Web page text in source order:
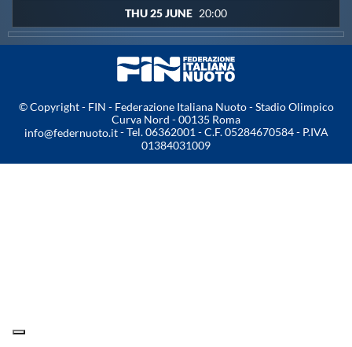
Master
Scuole Nuoto
THU 25 JUNE 20:00
© Copyright - FIN - Federazione Italiana Nuoto - Stadio Olimpico
Curva Nord - 00135 Roma
info@federnuoto.it- Tel. 06362001 - C.F. 05284670584 - P.IVA
01384031009